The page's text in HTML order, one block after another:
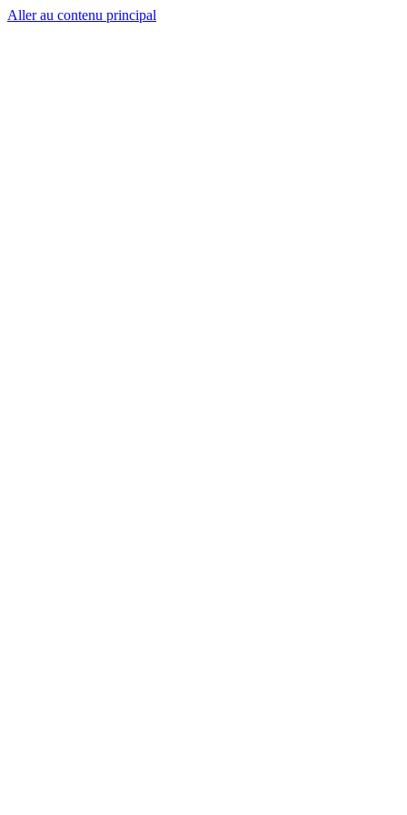
Aller au contenu principal